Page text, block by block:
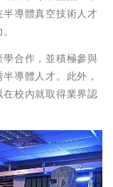
導體真空技術人才
合作，並積極參與
導體人才。此外，
校內就取得業界認